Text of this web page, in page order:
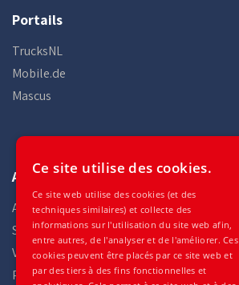
Portails
TrucksNL
Mobile.de
Mascus
Auto Gilles
Accueil
Stock
Véhicules
Pièces
Ce site utilise des cookies.
Ce site web utilise des cookies (et des
techniques similaires) et collecte des
informations sur l'utilisation du site web afin,
entre autres, de l'analyser et de l'améliorer. Ces
cookies peuvent être placés par ce site web et
par des tiers à des fins fonctionnelles et